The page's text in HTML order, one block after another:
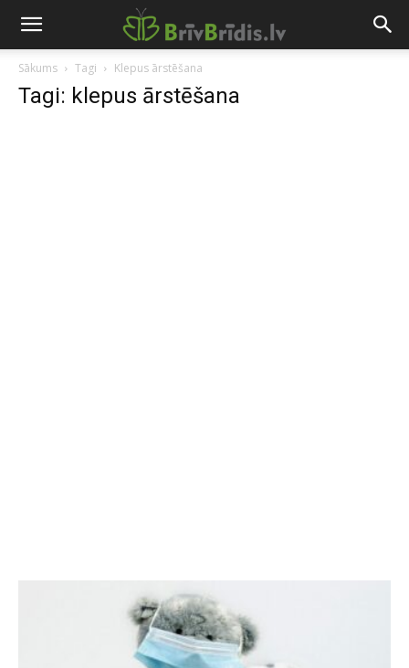
Sākums Tagi Klepus ārstēšana
Tagi: klepus ārstēšana